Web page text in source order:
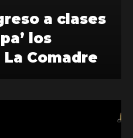
a clases
los
Comadre